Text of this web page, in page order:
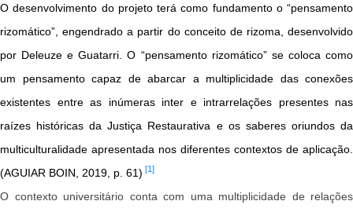
O desenvolvimento do projeto terá como fundamento o “pensamento
rizomático”, engendrado a partir do conceito de rizoma, desenvolvido
por Deleuze e Guatarri. O “pensamento rizomático” se coloca como
um pensamento capaz de abarcar a multiplicidade das conexões
existentes entre as inúmeras inter e intrarrelações presentes nas
raízes históricas da Justiça Restaurativa e os saberes oriundos da
multiculturalidade apresentada nos diferentes contextos de aplicação.
(AGUIAR BOIN, 2019, p. 61) [1]
O contexto universitário conta com uma multiplicidade de relações